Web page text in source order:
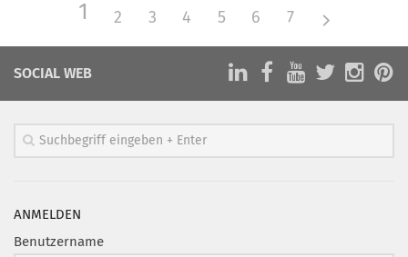
1 2 3 4 5 6 7
SOCIAL WEB
ANMELDEN
Benutzername